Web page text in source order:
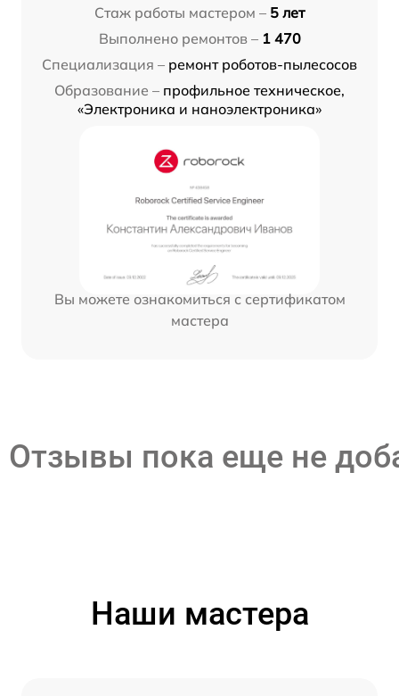
Стаж работы мастером – 5 лет
Выполнено ремонтов – 1 470
Специализация – ремонт роботов-пылесосов
Образование – профильное техническое,
«Электроника и наноэлектроника»
Вы можете ознакомиться с сертификатом
мастера
Отзывы пока еще не
Наши мастера